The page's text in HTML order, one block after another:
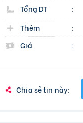
Tổng DT
:
Thêm :
Giá
:
Chia sẻ tin này: